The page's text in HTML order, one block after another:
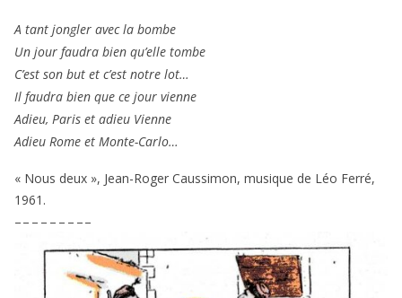
A tant jon­gler avec la bombe
Un jour fau­dra bien qu’elle tombe
C’est son but et c’est notre lot…
Il fau­dra bien que ce jour vienne
Adieu, Paris et adieu Vienne
Adieu Rome et Monte-Carlo…
« Nous deux », Jean-Roger Caussimon, musique de Léo Ferré,
1961 .
– – – – – – – – –